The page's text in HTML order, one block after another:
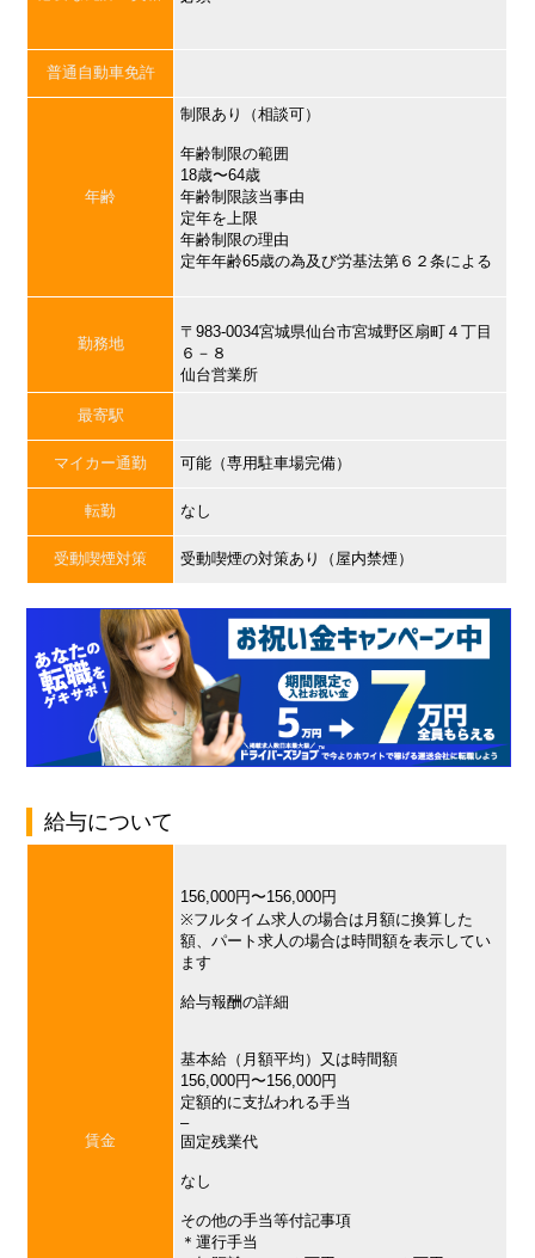
普通自動車免許
年齢
制限あり（相談可）
年齢制限の範囲
18歳〜64歳
年齢制限該当事由
定年を上限
年齢制限の理由
定年年齢65歳の為及び労基法第６２条による
勤務地
〒983-0034宮城県仙台市宮城野区扇町４丁目
６－８
仙台営業所
最寄駅
マイカー通勤 可能（専用駐車場完備）
転勤 なし
受動喫煙対策 受動喫煙の対策あり（屋内禁煙）
給与について
賃金
156,000円〜156,000円
※フルタイム求人の場合は月額に換算した
額、パート求人の場合は時間額を表示してい
ます
給与報酬の詳細
基本給（月額平均）又は時間額
156,000円〜156,000円
定額的に支払われる手当
–
固定残業代
なし
その他の手当等付記事項
＊運行手当